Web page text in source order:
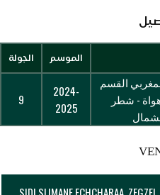
الموسم الجولة
القسم
- شطر
2024-
2025
9
SIDI SLIMANE ECHCHARAA,